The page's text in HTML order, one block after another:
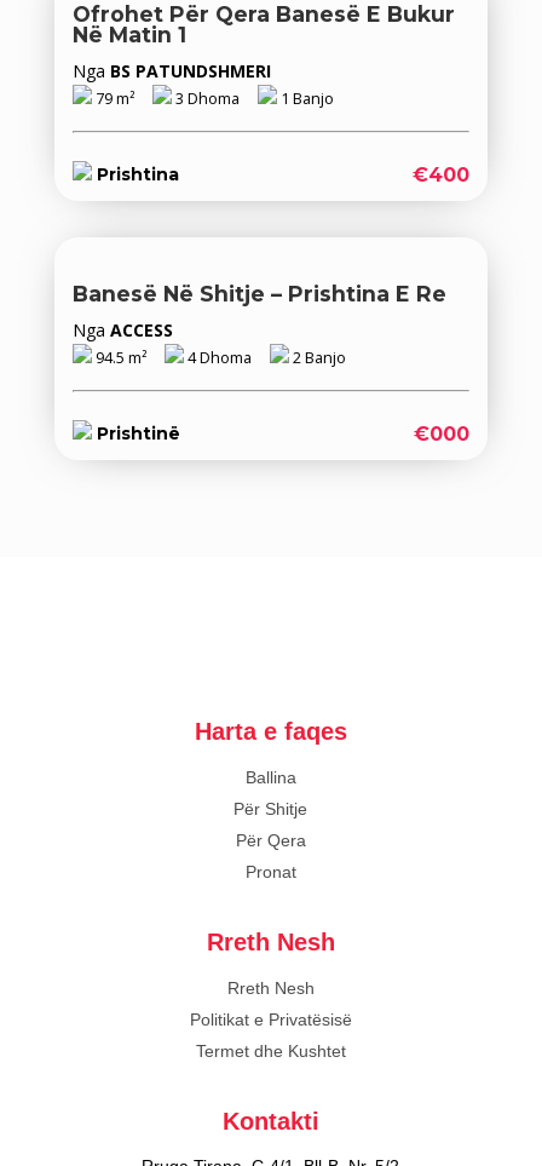
Ofrohet Për Qera Banesë E Bukur
Në Matin 1
Nga BS PATUNDSHMERI
79 m² 3 Dhoma 1 Banjo
Prishtina €400
Banesë Në Shitje – Prishtina E Re
Nga ACCESS
94.5 m² 4 Dhoma 2 Banjo
Prishtinë €000
Harta e faqes
Ballina
Për Shitje
Për Qera
Pronat
Rreth Nesh
Rreth Nesh
Politikat e Privatësisë
Termet dhe Kushtet
Kontakti